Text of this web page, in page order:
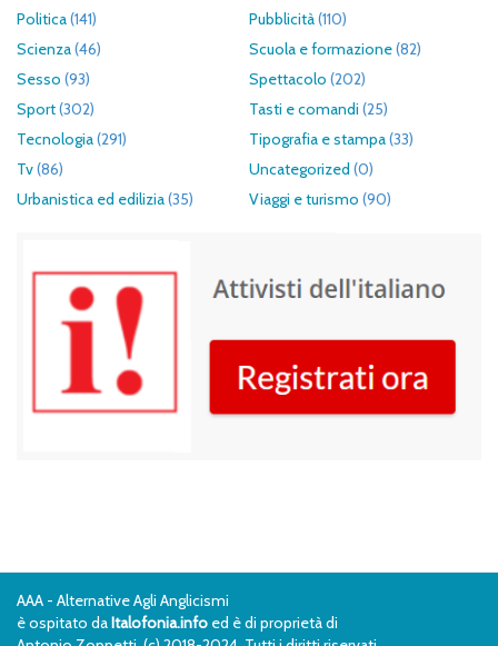
Politica(141) Pubblicità(110)
Scienza(46) Scuola e formazione(82)
Sesso (93) Spettacolo (202)
Sport(302) Tasti e comandi (25)
Tecnologia(291) Tipografia e stampa(33)
Tv(86) Uncategorized (0)
Urbanistica ed edilizia(35) Viaggi e turismo (90)
AAA - Alternative Agli Anglicismi
è ospitato daItalofonia.info ed è di proprietà di